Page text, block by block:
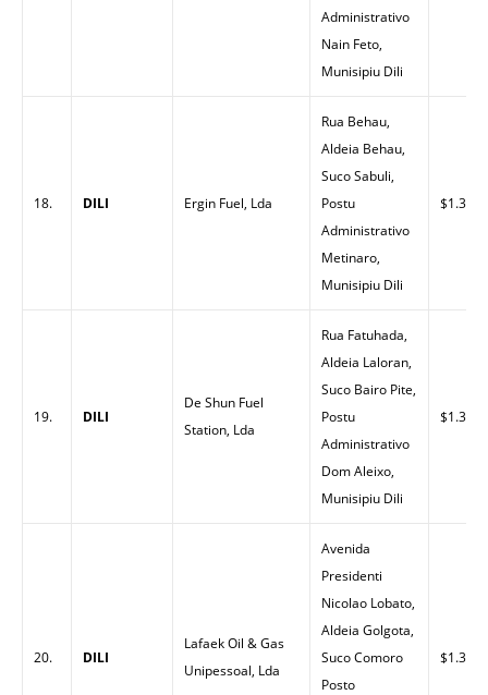
Administrativo
Nain Feto,
Munisipiu Dili
18. DILI Ergin Fuel, Lda
Rua Behau,
Aldeia Behau,
Suco Sabuli,
Postu
Administrativo
Metinaro,
Munisipiu Dili
$1.33
19. DILI
De Shun Fuel
Station, Lda
Rua Fatuhada,
Aldeia Laloran,
Suco Bairo Pite,
Postu
Administrativo
Dom Aleixo,
Munisipiu Dili
$1.32
20. DILI
Lafaek Oil & Gas
Unipessoal, Lda
Avenida
Presidenti
Nicolao Lobato,
Aldeia Golgota,
Suco Comoro
Posto
$1.35